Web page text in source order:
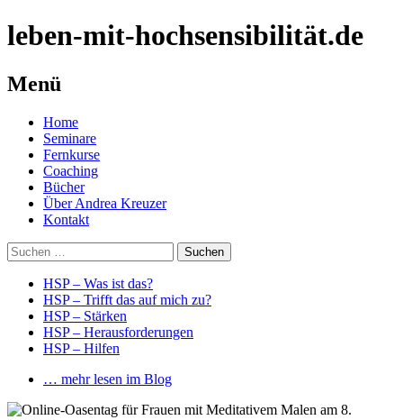
leben-mit-hochsensibilität.de
Menü
Springe
zum
Inhalt
Home
Seminare
Fernkurse
Coaching
Bücher
Über Andrea Kreuzer
Kontakt
Suchen
nach:
HSP – Was ist das?
HSP – Trifft das auf mich zu?
HSP – Stärken
HSP – Herausforderungen
HSP – Hilfen
… mehr lesen im Blog